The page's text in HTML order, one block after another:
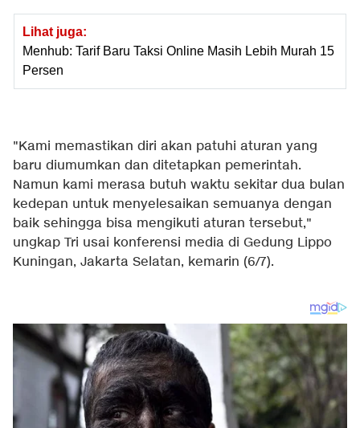
Lihat juga:
Menhub: Tarif Baru Taksi Online Masih Lebih Murah 15
Persen
"Kami memastikan diri akan patuhi aturan yang
baru diumumkan dan ditetapkan pemerintah.
Namun kami merasa butuh waktu sekitar dua bulan
kedepan untuk menyelesaikan semuanya dengan
baik sehingga bisa mengikuti aturan tersebut,"
ungkap Tri usai konferensi media di Gedung Lippo
Kuningan, Jakarta Selatan, kemarin (6/7).